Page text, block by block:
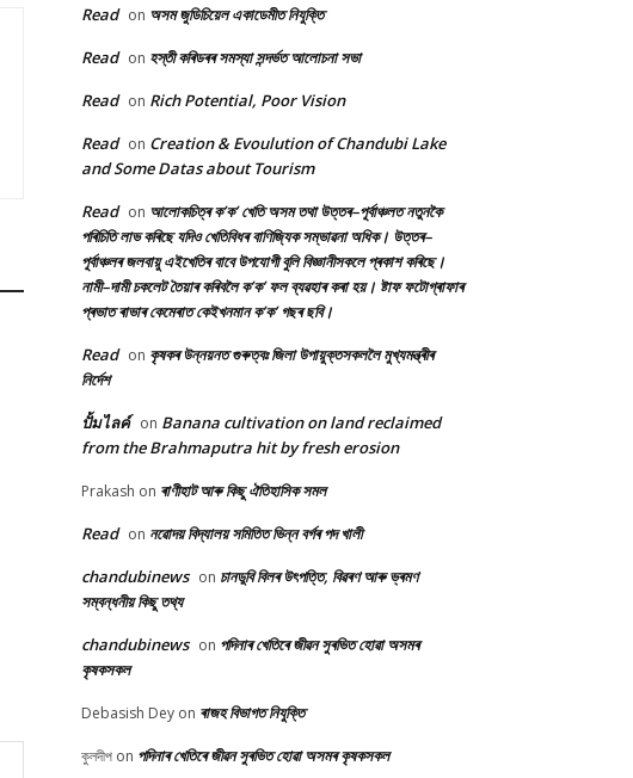
Read on অসম জুডিচিয়েল একাডেমীত নিযুক্তি
Read on হস্তী কৰিডৰৰ সমস্যা সন্দৰ্ভত আলোচনা সভা
Read on Rich Potential, Poor Vision
Read on Creation & Evoulution of Chandubi Lake
and Some Datas about Tourism
Read on আলোকচিত্ৰ ক’ক’ খেতি অসম তথা উত্তৰ–পূৰ্বাঞ্চলত নতুনকৈ
পৰিচিতি লাভ কৰিছে যদিও খেতিবিধৰ বাণিজ্যিক সম্ভাৱনা অধিক। উত্তৰ–
পূৰ্বাঞ্চলৰ জলবায়ু এইখেতিৰ বাবে উপযোগী বুলি বিজ্ঞানীসকলে প্ৰকাশ কৰিছে।
নামী–দামী চকলেট তৈয়াৰ কৰিবলৈ ক’ক’ ফল ব্যৱহাৰ কৰা হয়। ষ্টাফ ফটোগ্ৰাফাৰ
প্ৰভাত ৰাভাৰ কেমেৰাত কেইখনমান ক’ক’ গছৰ ছবি।
Read on কৃষকৰ উন্নয়নত গুৰুত্বঃ জিলা উপায়ুক্তসকললৈ মুখ্যমন্ত্ৰীৰ
নিৰ্দেশ
ปั้มไลค์ on Banana cultivation on land reclaimed
from the Brahmaputra hit by fresh erosion
Prakash on ৰাণীহাট আৰু কিছু ঐতিহাসিক সমল
Read on নৱোদয় বিদ্যালয় সমিতিত ভিন্ন বৰ্গৰ পদ খালী
chandubinews on চানডুবি বিলৰ উৎপত্তি, বিৱৰণ আৰু ভ্ৰমণ
সম্বন্ধনীয় কিছু তথ্য
chandubinews on পদিনাৰ খেতিৰে জীৱন সুৰভিত হোৱা অসমৰ
কৃষকসকল
Debasish Dey on ৰাজহ বিভাগত নিযুক্তি
কুলদীপ on পদিনাৰ খেতিৰে জীৱন সুৰভিত হোৱা অসমৰ কৃষকসকল